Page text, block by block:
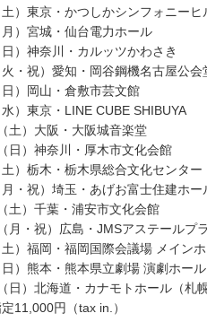
）東京・かつしかシンフォニーヒ
）宮城・仙台電力ホール
）神奈川・カルッツかわさき
・祝）愛知・岡谷鋼機名古屋公会
）岡山・倉敷市芸文館
）東京・LINE CUBE SHIBUYA
土）大阪・大阪城音楽堂
日）神奈川・厚木市文化会館
）栃木・栃木県総合文化センター
・祝）埼玉・あげお富士住建ホー
土）千葉・浦安市文化会館
月・祝）広島・JMSアステールプ
）福岡・福岡国際会議場 メイン
）熊本・熊本県立劇場 演劇ホール
日）北海道・カナモトホール（札
定11,000円（tax in.）